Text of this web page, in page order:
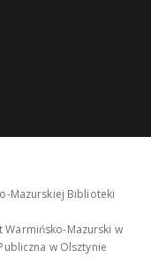
Mazurskiej Biblioteki
Warmińsko-Mazurski w
w Olsztynie